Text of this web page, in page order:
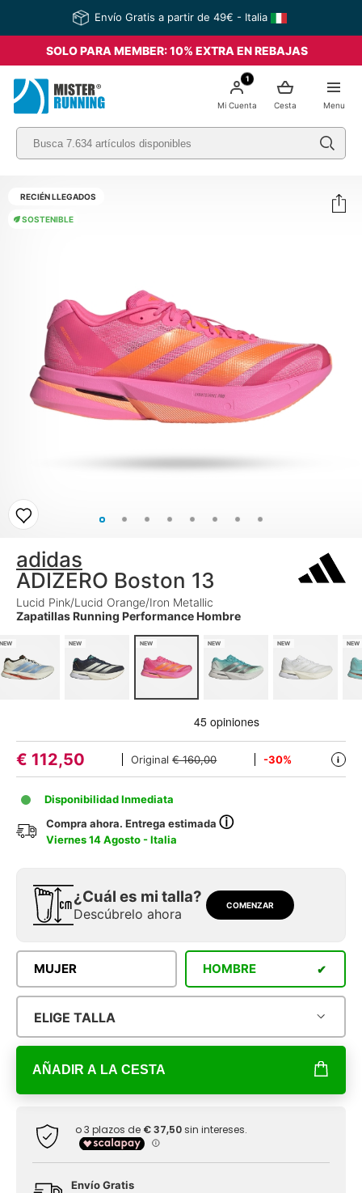
Envío Gratis a partir de 49€ - Italia
SOLO PARA MEMBER: 10% EXTRA EN REBAJAS
Menu
Cesta
1
Mi Cuenta
RECIÉN LLEGADOS
SOSTENIBLE
adidas
ADIZERO Boston 13
Lucid Pink/Lucid Orange/Iron Metallic
Zapatillas Running Performance Hombre
NEW NEW NEW NEW NEW NEW
€ 112,50 Original€ 160,00 -30% i
Disponibilidad Inmediata
Compra ahora. Entrega estimadaⓘ
Viernes 14 Agosto - Italia
¿Cuál es mi talla?
Descúbrelo ahora
COMENZAR
MUJER HOMBRE
ELIGE TALLA
AÑADIR A LA CESTA
Envío Gratis